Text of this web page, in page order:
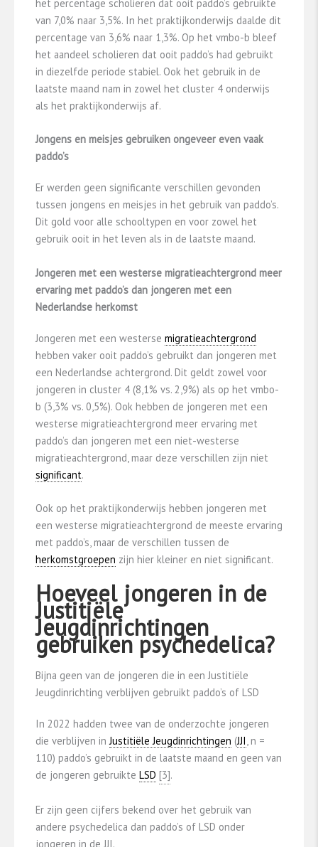
het percentage scholieren dat ooit paddo’s gebruikte
van 7,0% naar 3,5%. In het praktijkonderwijs daalde dit
percentage van 3,6% naar 1,3%. Op het vmbo-b bleef
het aandeel scholieren dat ooit paddo’s had gebruikt
in diezelfde periode stabiel. Ook het gebruik in de
laatste maand nam in zowel het cluster 4 onderwijs
als het praktijkonderwijs af.
Jongens en meisjes gebruiken ongeveer even vaak
paddo’s
Er werden geen significante verschillen gevonden
tussen jongens en meisjes in het gebruik van paddo’s.
Dit gold voor alle schooltypen en voor zowel het
gebruik ooit in het leven als in de laatste maand.
Jongeren met een westerse migratieachtergrond meer
ervaring met paddo’s dan jongeren met een
Nederlandse herkomst
Jongeren met een westerse migratieachtergrond
hebben vaker ooit paddo’s gebruikt dan jongeren met
een Nederlandse achtergrond. Dit geldt zowel voor
jongeren in cluster 4 (8,1% vs. 2,9%) als op het vmbo-
b (3,3% vs. 0,5%). Ook hebben de jongeren met een
westerse migratieachtergrond meer ervaring met
paddo’s dan jongeren met een niet-westerse
migratieachtergrond, maar deze verschillen zijn niet
significant.
Ook op het praktijkonderwijs hebben jongeren met
een westerse migratieachtergrond de meeste ervaring
met paddo’s, maar de verschillen tussen de
herkomstgroepen zijn hier kleiner en niet significant.
Hoeveel jongeren in de
Justitiële
Jeugdinrichtingen
gebruiken psychedelica?
Bijna geen van de jongeren die in een Justitiële
Jeugdinrichting verblijven gebruikt paddo’s of LSD
In 2022 hadden twee van de onderzochte jongeren
die verblijven inJustitiële Jeugdinrichtingen (JJI, n =
110) paddo’s gebruikt in de laatste maand en geen van
de jongeren gebruikte LSD ​[3]​.
Er zijn geen cijfers bekend over het gebruik van
andere psychedelica dan paddo’s of LSD onder
jongeren in de JJI.